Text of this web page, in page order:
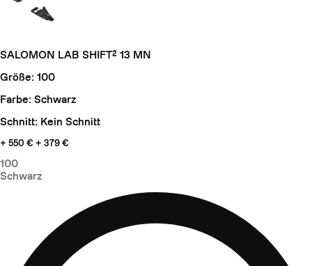
SALOMON LAB SHIFT² 13 MN
Größe: 100
Farbe: Schwarz
Schnitt: Kein Schnitt
+ 550 € + 379 €
100
Schwarz